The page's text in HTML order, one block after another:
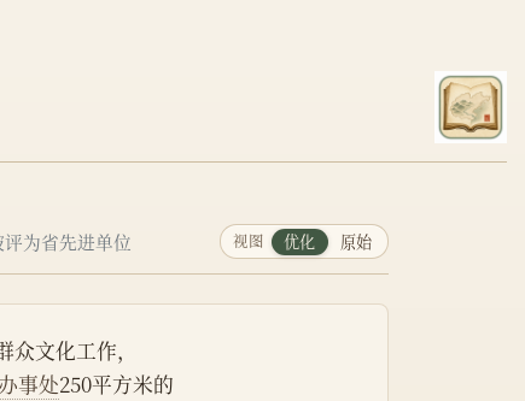
为省先进单位 视图 优化 原始
文化工作，
事处250平方米的